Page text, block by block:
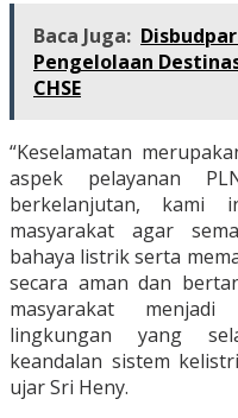
Baca Juga:
Pengelolaan
CHSE
“Keselamatan
aspek pelayanan
berkelanjutan, kami
masyarakat agar
bahaya listrik serta
secara aman dan
masyarakat
lingkungan yang
keandalan sistem
ujar Sri Heny.